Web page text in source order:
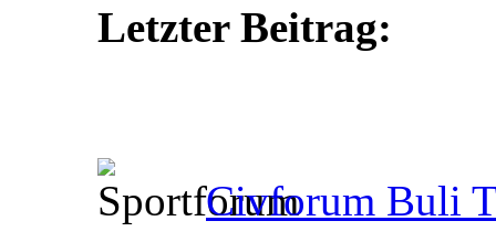
Letzter Beitrag:
Civforum Buli